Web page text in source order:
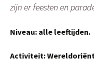
zijn er feesten en
Niveau: alle leeftijden.
Activiteit: